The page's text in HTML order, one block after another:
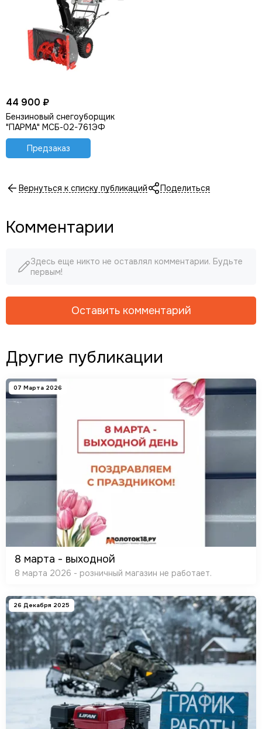
44 900 ₽
Бензиновый снегоуборщик
"ПАРМА" МСБ-02-761ЭФ
Предзаказ
Вернуться к списку публикаций Поделиться
Комментарии
Здесь еще никто не оставлял комментарии. Будьте
первым!
Оставить комментарий
Другие публикации
07 Марта 2026
8 марта - выходной
8 марта 2026 - розничный магазин не работает.
26 Декабря 2025